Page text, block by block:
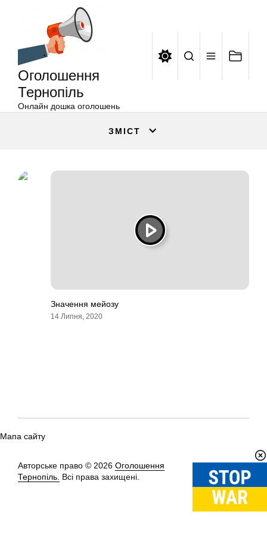
Оголошення
Тернопіль
Онлайн дошка оголошень
ЗМІСТ
Значення мейозу
14 Липня, 2020
Мапа сайту
Авторське право © 2026 Оголошення
Тернопіль. Всі права захищені.
Вгору↑